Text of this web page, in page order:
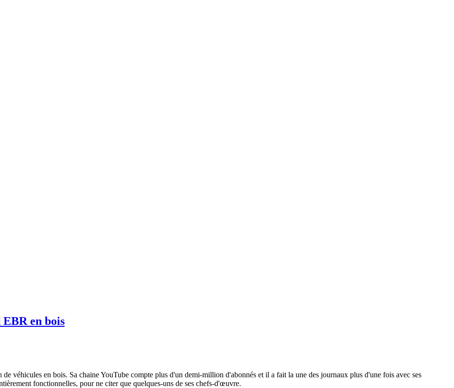
en bois
véhicules en bois. Sa chaine YouTube compte plus d'un demi-million d'abonnés et il a fait la une des journaux plus d'une fois avec ses
fonctionnelles, pour ne citer que quelques-uns de ses chefs-d'œuvre.